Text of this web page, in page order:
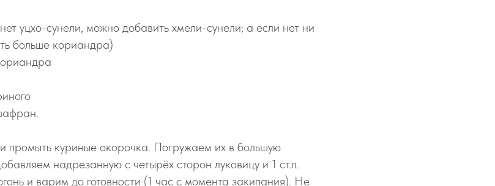
уцхо-сунели, можно добавить хмели-сунели; а если нет ни
больше кориандра)
промыть куриные окорочка. Погружаем их в большую
надрезанную с четырёх сторон луковицу и 1 ст.л.
и варим до готовности (1 час с момента закипания). Не